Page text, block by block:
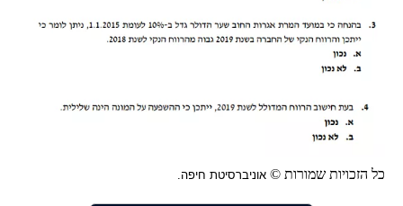
כל הזכויות שמורות © אוניברסיטת חיפה.